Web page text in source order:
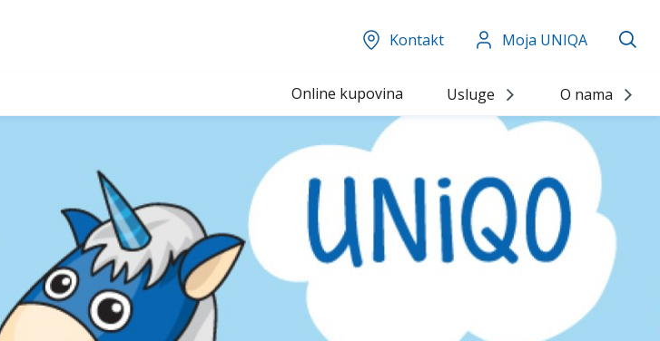
Kontakt Moja UNIQA
Online kupovina Usluge O nama